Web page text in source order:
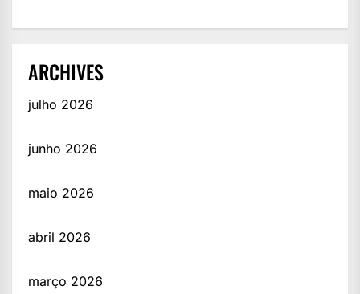
ARCHIVES
julho 2026
junho 2026
maio 2026
abril 2026
março 2026